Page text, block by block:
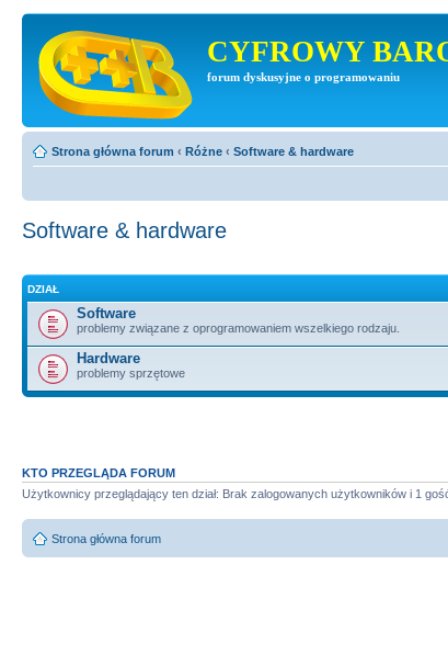
CYFROWY
forum dyskusyjne o programowaniu
Strona główna forum ‹ Różne ‹ Software & hardware
Software & hardware
DZIAŁ
Software
problemy związane z oprogramowaniem wszelkiego rodzaju.
Hardware
problemy sprzętowe
KTO PRZEGLĄDA FORUM
Użytkownicy przeglądający ten dział: Brak zalogowanych użytkowników i 1
Strona główna forum